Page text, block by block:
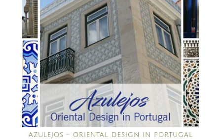
AZULEJOS – ORIENTAL DESIGN IN PORTUGAL